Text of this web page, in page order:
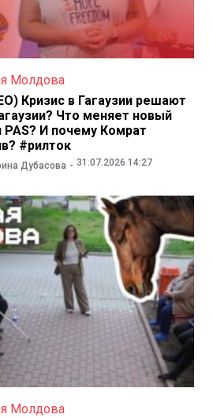
Молдова
Кризис в Гагаузии решают
Что меняет новый
PAS? И почему Комрат
#рилток
Дубасова 31.07.2026 14:27
Молдова